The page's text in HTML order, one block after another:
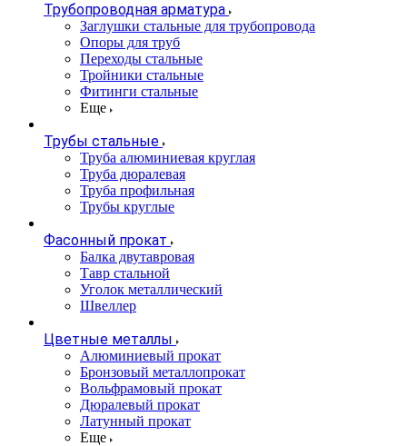
Трубопроводная арматура
Заглушки стальные для трубопровода
Опоры для труб
Переходы стальные
Тройники стальные
Фитинги стальные
Еще
Трубы стальные
Труба алюминиевая круглая
Труба дюралевая
Труба профильная
Трубы круглые
Фасонный прокат
Балка двутавровая
Тавр стальной
Уголок металлический
Швеллер
Цветные металлы
Алюминиевый прокат
Бронзовый металлопрокат
Вольфрамовый прокат
Дюралевый прокат
Латунный прокат
Еще